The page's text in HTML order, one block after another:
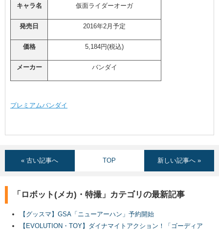
キャラ名 仮面ライダーオーガ
発売日 2016年2月予定
価格 5,184円(税込)
メーカー バンダイ
プレミアムバンダイ
« 古い記事へ TOP 新しい記事へ »
「ロボット(メカ)・特撮」カテゴリの最新記事
【グッスマ】GSA「ニューアーハン」予約開始
【EVOLUTION・TOY】ダイナマイトアクション！「ゴーディア